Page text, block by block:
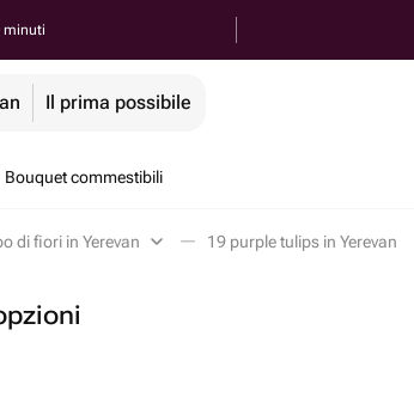
minuti
Il prima possibile
Bouquet commestibili
di fiori in Yerevan 19 purple tulips in Yerevan